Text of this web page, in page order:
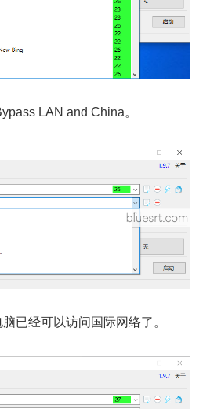
LAN and China。
已经可以访问国际网络了。